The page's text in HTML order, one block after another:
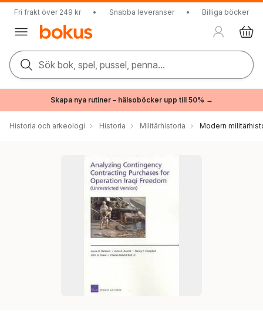
Fri frakt över 249 kr • Snabba leveranser • Billiga böcker
Sök bok, spel, pussel, penna...
Skapa nya rutiner – hälsoböcker upp till 50% →
Historia och arkeologi Historia Militärhistoria Modern